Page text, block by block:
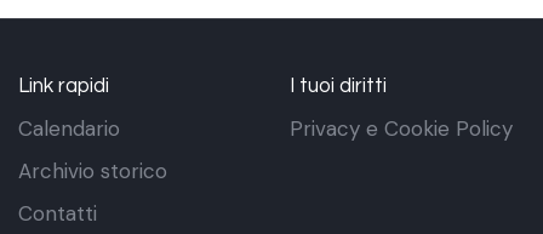
Link rapidi
Calendario
Archivio storico
Contatti
I tuoi diritti
Privacy e Cookie Policy